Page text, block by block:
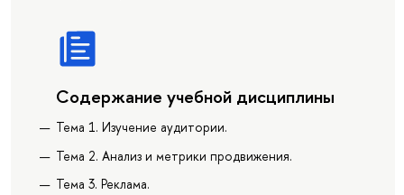
Содержание учебной дисциплины
Тема 1. Изучение аудитории.
Тема 2. Анализ и метрики продвижения.
Тема 3. Реклама.